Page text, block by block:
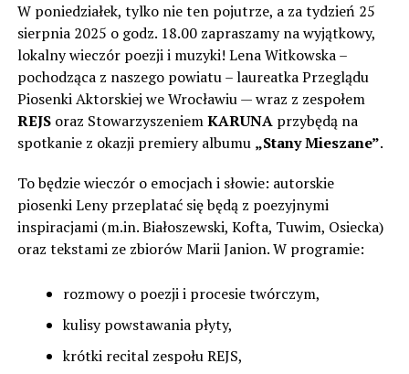
W poniedziałek, tylko nie ten pojutrze, a za tydzień 25
sierpnia 2025 o godz. 18.00 zapraszamy na wyjątkowy,
lokalny wieczór poezji i muzyki! Lena Witkowska –
pochodząca z naszego powiatu – laureatka Przeglądu
Piosenki Aktorskiej we Wrocławiu — wraz z zespołem
REJSoraz StowarzyszeniemKARUNAprzybędą na
spotkanie z okazji premiery albumu „Stany Mieszane”.
To będzie wieczór o emocjach i słowie: autorskie
piosenki Leny przeplatać się będą z poezyjnymi
inspiracjami (m.in. Białoszewski, Kofta, Tuwim, Osiecka)
oraz tekstami ze zbiorów Marii Janion. W programie:
rozmowy o poezji i procesie twórczym,
kulisy powstawania płyty,
krótki recital zespołu REJS,